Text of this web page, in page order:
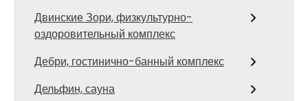
Двинские Зори, физкультурно-
оздоровительный комплекс
Дебри, гостинично-банный комплекс
Дельфин, сауна